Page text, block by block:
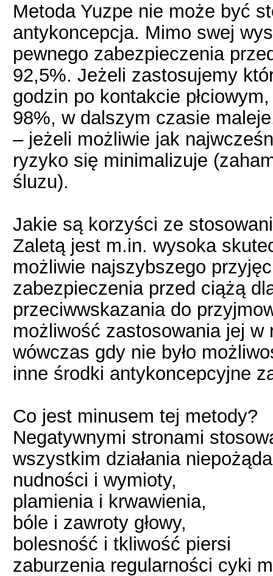
Metoda Yuzpe nie może być
antykoncepcja. Mimo swej
pewnego zabezpieczenia
92,5%. Jeżeli zastosujemy
godzin po kontakcie
98%, w dalszym czasie
– jeżeli możliwie jak
ryzyko się minimalizuje
śluzu).
Jakie są korzyści ze
Zaletą jest m.in. wysoka
możliwie najszybszego
zabezpieczenia przed ciążą
przeciwwskazania do
możliwość zastosowania jej
wówczas gdy nie było
inne środki antykoncepcyjne
Co jest minusem tej metody?
Negatywnymi stronami
wszystkim działania
nudności i wymioty,
plamienia i krwawienia,
bóle i zawroty głowy,
bolesność i tkliwość piersi
zaburzenia regularności cyki